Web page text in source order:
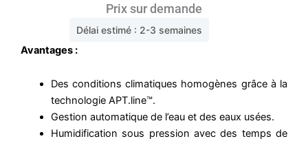
Prix sur demande
Délai estimé : 2-3 semaines
Avantages :
Des conditions climatiques homogènes grâce à la
technologie APT.line™.
Gestion automatique de l’eau et des eaux usées.
Humidification sous pression avec des temps de